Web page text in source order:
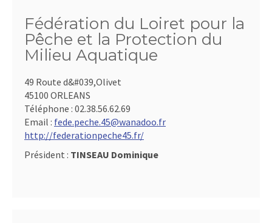
Fédération du Loiret pour la
Pêche et la Protection du
Milieu Aquatique
49 Route d&#039,Olivet
45100 ORLEANS
Téléphone : 02.38.56.62.69
Email : fede.peche.45@wanadoo.fr
http://federationpeche45.fr/
Président : TINSEAU Dominique